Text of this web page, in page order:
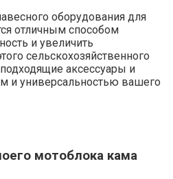
оборудования для
отличным способом
и увеличить
сельскохозяйственного
аксессуары и
и универсальностью вашего
мотоблока кама